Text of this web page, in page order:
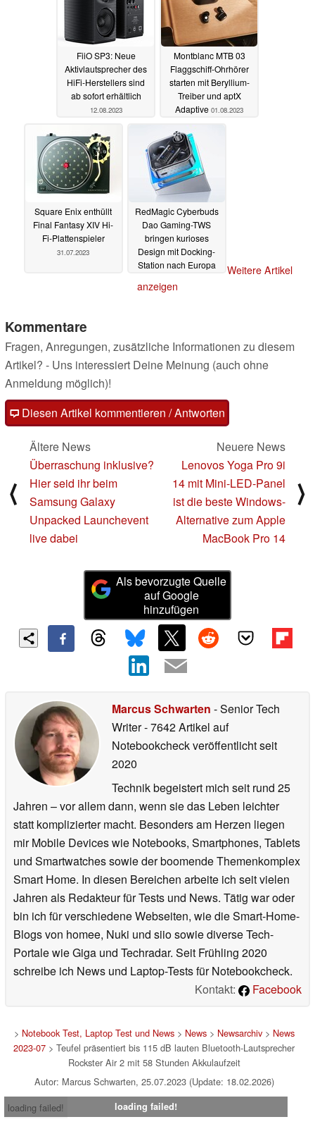
FiiO SP3: Neue
Aktivlautsprecher des
HiFi-Herstellers sind
ab sofort erhältlich
12.08.2023
Montblanc MTB 03
Flaggschiff-Ohrhörer
starten mit Beryllium-
Treiber und aptX
Adaptive 01.08.2023
Square Enix enthüllt
Final Fantasy XIV Hi-
Fi-Plattenspieler
31.07.2023
RedMagic Cyberbuds
Dao Gaming-TWS
bringen kurioses
Design mit Docking-
Station nach Europa
Weitere Artikel
anzeigen
Kommentare
Fragen, Anregungen, zusätzliche Informationen zu diesem
Artikel? - Uns interessiert Deine Meinung (auch ohne
Anmeldung möglich)!
Diesen Artikel kommentieren / Antworten
⟨
Ältere News
Überraschung inklusive?
Hier seid ihr beim
Samsung Galaxy
Unpacked Launchevent
live dabei
Neuere News
Lenovos Yoga Pro 9i
14 mit Mini-LED-Panel
ist die beste Windows-
Alternative zum Apple
MacBook Pro 14
⟩
Als bevorzugte Quelle
auf Google
hinzufügen
Marcus Schwarten - Senior Tech
Writer- 7642 Artikel auf
Notebookcheck veröffentlichtseit
2020
Technik begeistert mich seit rund 25
Jahren – vor allem dann, wenn sie das Leben leichter
statt komplizierter macht. Besonders am Herzen liegen
mir Mobile Devices wie Notebooks, Smartphones, Tablets
und Smartwatches sowie der boomende Themenkomplex
Smart Home. In diesen Bereichen arbeite ich seit vielen
Jahren als Redakteur für Tests und News. Tätig war oder
bin ich für verschiedene Webseiten, wie die Smart-Home-
Blogs von homee, Nuki und siio sowie diverse Tech-
Portale wie Giga und Techradar. Seit Frühling 2020
schreibe ich News und Laptop-Tests für Notebookcheck.
Kontakt:
Facebook
> Notebook Test, Laptop Test und News> News> Newsarchiv> News
2023-07 > Teufel präsentiert bis 115 dB lauten Bluetooth-Lautsprecher
Rockster Air 2 mit 58 Stunden Akkulaufzeit
Autor: Marcus Schwarten, 25.07.2023 (Update: 18.02.2026)
loading failed!
loading failed!